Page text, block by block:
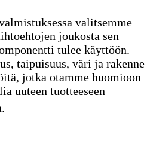
valitsemme
joukosta sen
tulee käyttöön.
taipuisuus, väri ja rakenne
jotka otamme huomioon
uuteen tuotteeseen